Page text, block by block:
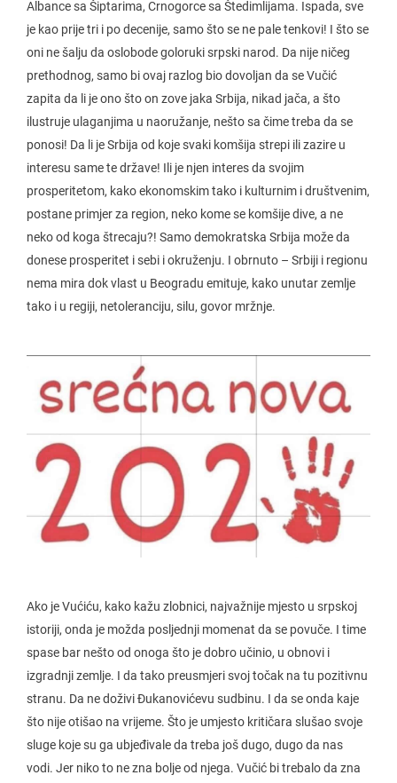
Albance sa Šiptarima, Crnogorce sa Štedimlijama. Ispada, sve
je kao prije tri i po decenije, samo što se ne pale tenkovi! I što se
oni ne šalju da oslobode goloruki srpski narod. Da nije ničeg
prethodnog, samo bi ovaj razlog bio dovoljan da se Vučić
zapita da li je ono što on zove jaka Srbija, nikad jača, a što
ilustruje ulaganjima u naoružanje, nešto sa čime treba da se
ponosi! Da li je Srbija od koje svaki komšija strepi ili zazire u
interesu same te države! Ili je njen interes da svojim
prosperitetom, kako ekonomskim tako i kulturnim i društvenim,
postane primjer za region, neko kome se komšije dive, a ne
neko od koga štrecaju?! Samo demokratska Srbija može da
donese prosperitet i sebi i okruženju. I obrnuto – Srbiji i regionu
nema mira dok vlast u Beogradu emituje, kako unutar zemlje
tako i u regiji, netoleranciju, silu, govor mržnje.
Ako je Vućiću, kako kažu zlobnici, najvažnije mjesto u srpskoj
istoriji, onda je možda posljednji momenat da se povuče. I time
spase bar nešto od onoga što je dobro učinio, u obnovi i
izgradnji zemlje. I da tako preusmjeri svoj točak na tu pozitivnu
stranu. Da ne doživi Đukanovićevu sudbinu. I da se onda kaje
što nije otišao na vrijeme. Što je umjesto kritičara slušao svoje
sluge koje su ga ubjeđivale da treba još dugo, dugo da nas
vodi. Jer niko to ne zna bolje od njega. Vučić bi trebalo da zna